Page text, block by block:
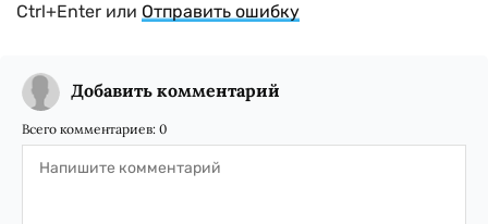
Ctrl+Enter или Отправить ошибку
Добавить комментарий
Всего комментариев: 0